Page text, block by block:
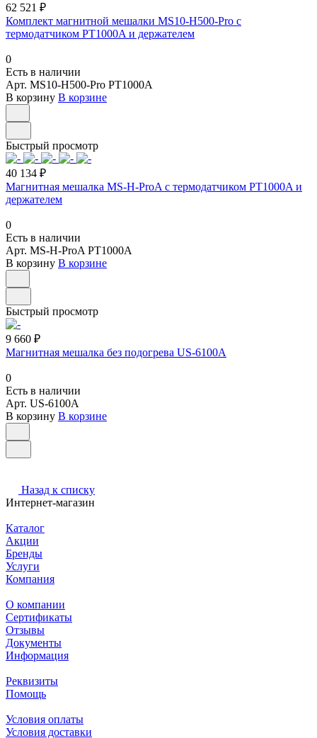
62 521 ₽
Комплект магнитной мешалки MS10-H500-Pro с
термодатчиком PT1000A и держателем
0
Есть в наличии
Арт. MS10-H500-Pro PT1000A
В корзину В корзине
Быстрый просмотр
40 134 ₽
Магнитная мешалка MS-H-ProA с термодатчиком PT1000A и
держателем
0
Есть в наличии
Арт. MS-H-ProA PT1000A
В корзину В корзине
Быстрый просмотр
9 660 ₽
Магнитная мешалка без подогрева US-6100A
0
Есть в наличии
Арт. US-6100A
В корзину В корзине
Назад к списку
Интернет-магазин
Каталог
Акции
Бренды
Услуги
Компания
О компании
Сертификаты
Отзывы
Документы
Информация
Реквизиты
Помощь
Условия оплаты
Условия доставки